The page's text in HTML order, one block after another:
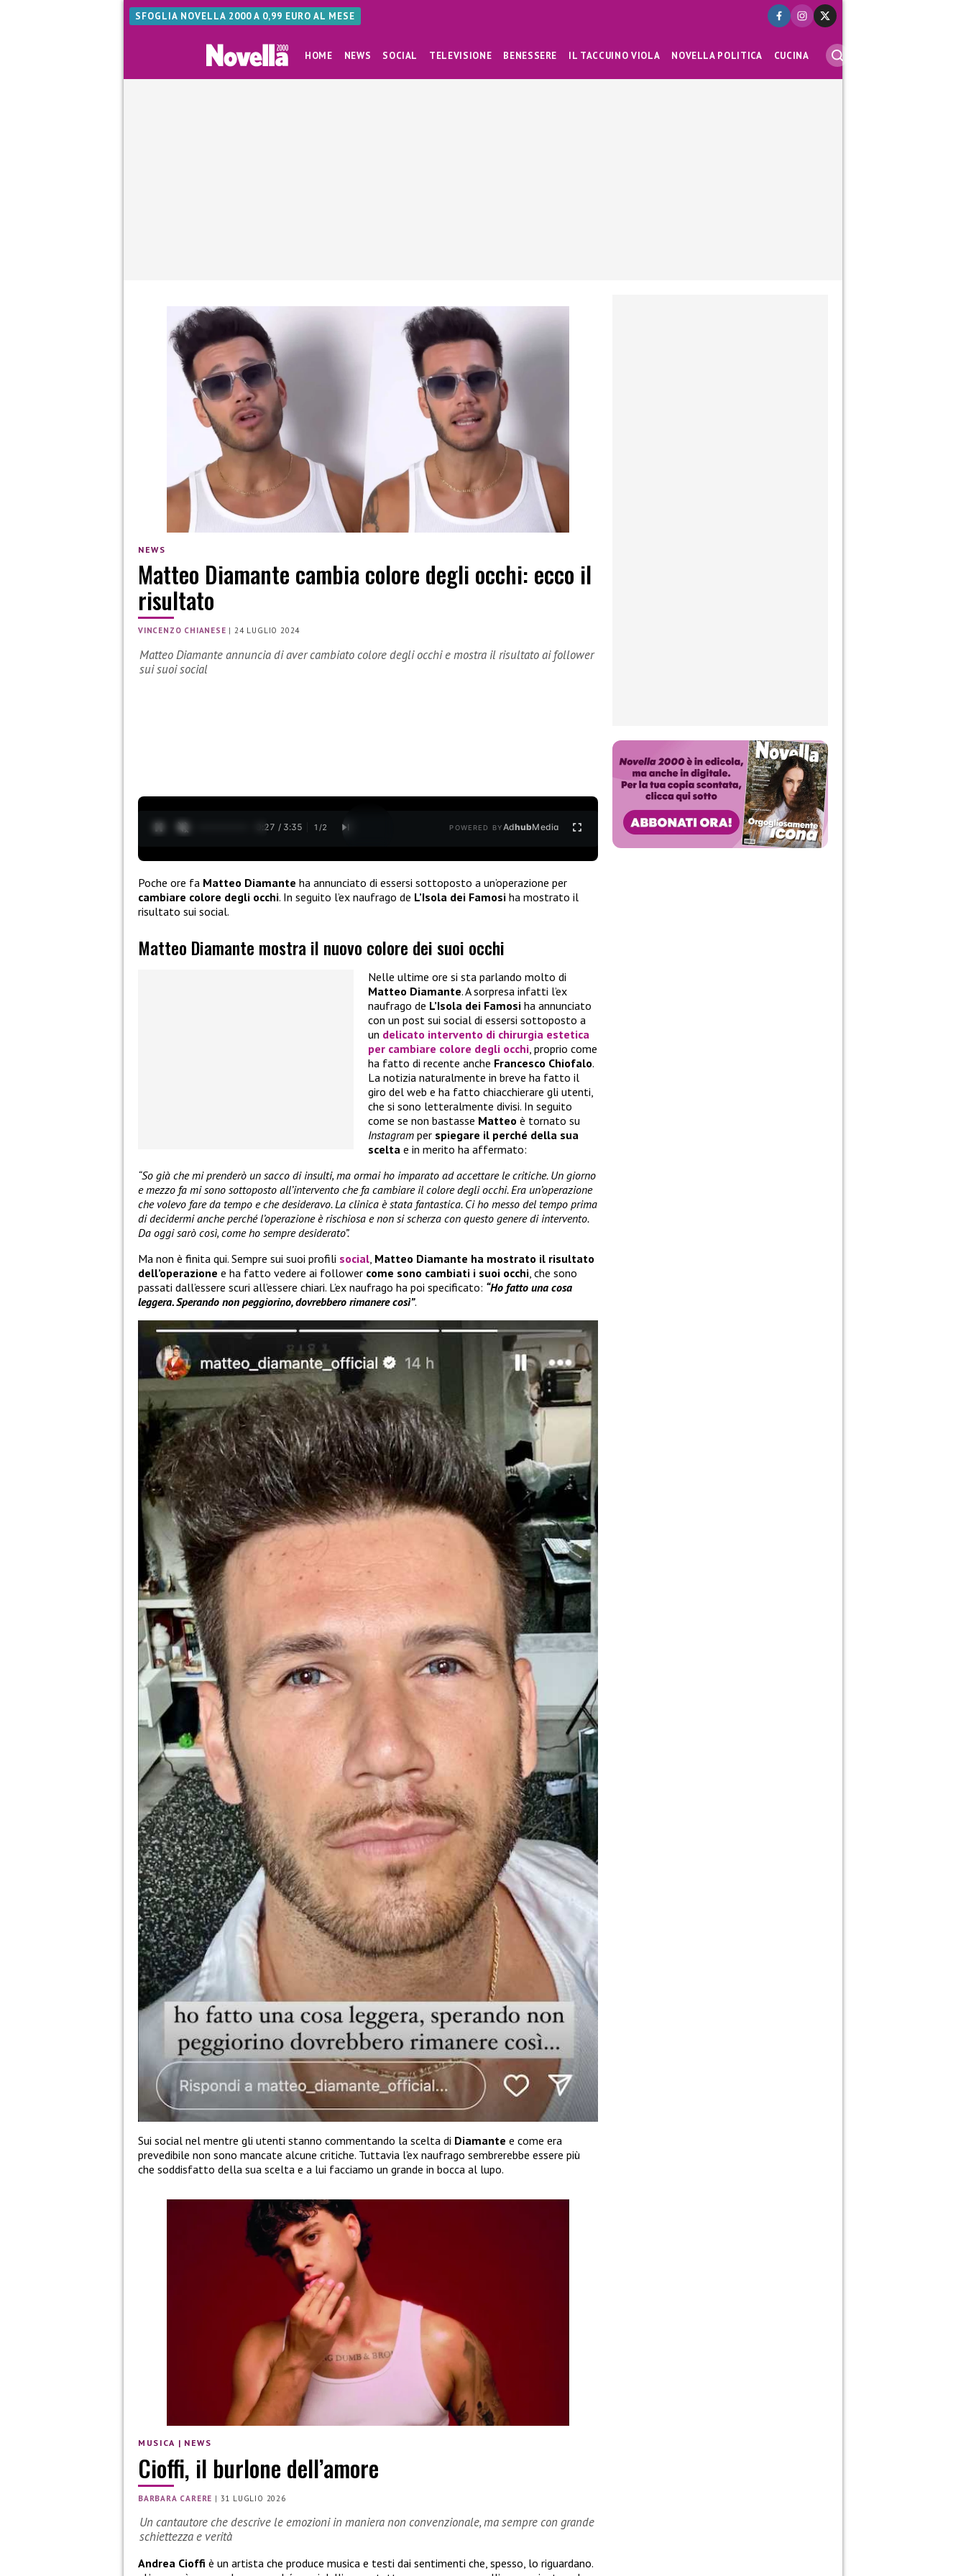
SFOGLIA NOVELLA 2000 A 0,99 EURO AL MESE
HOME NEWS SOCIAL TELEVISIONE BENESSERE IL TACCUINO VIOLA NOVELLA POLITICA CUCINA
NEWS
Matteo Diamante cambia colore degli occhi: ecco il
risultato
VINCENZO CHIANESE |24 LUGLIO 2024
Matteo Diamante annuncia di aver cambiato colore degli occhi e mostra il risultato ai follower
sui suoi social
0:28 / 3:35 1 /2 POWERED BYAdhubMedia
Poche ore fa Matteo Diamante ha annunciato di essersi sottoposto a un’operazione per
cambiare colore degli occhi. In seguito l’ex naufrago de L’Isola dei Famosi ha mostrato il
risultato sui social.
Matteo Diamante mostra il nuovo colore dei suoi occhi
Nelle ultime ore si sta parlando molto di
Matteo Diamante. A sorpresa infatti l’ex
naufrago de L’Isola dei Famosi ha annunciato
con un post sui social di essersi sottoposto a
un delicato intervento di chirurgia estetica
per cambiare colore degli occhi, proprio come
ha fatto di recente anche Francesco Chiofalo.
La notizia naturalmente in breve ha fatto il
giro del web e ha fatto chiacchierare gli utenti,
che si sono letteralmente divisi. In seguito
come se non bastasse Matteo è tornato su
Instagram per spiegare il perché della sua
scelta e in merito ha affermato:
“So già che mi prenderò un sacco di insulti, ma ormai ho imparato ad accettare le critiche. Un giorno
e mezzo fa mi sono sottoposto all’intervento che fa cambiare il colore degli occhi. Era un’operazione
che volevo fare da tempo e che desideravo. La clinica è stata fantastica. Ci ho messo del tempo prima
di decidermi anche perché l’operazione è rischiosa e non si scherza con questo genere di intervento.
Da oggi sarò così, come ho sempre desiderato”.
Ma non è finita qui. Sempre sui suoi profili social, Matteo Diamante ha mostrato il risultato
dell’operazione e ha fatto vedere ai follower come sono cambiati i suoi occhi, che sono
passati dall’essere scuri all’essere chiari. L’ex naufrago ha poi specificato: “Ho fatto una cosa
leggera. Sperando non peggiorino, dovrebbero rimanere così”.
Sui social nel mentre gli utenti stanno commentando la scelta di Diamante e come era
prevedibile non sono mancate alcune critiche. Tuttavia l’ex naufrago sembrerebbe essere più
che soddisfatto della sua scelta e a lui facciamo un grande in bocca al lupo.
MUSICA | NEWS
Cioffi, il burlone dell’amore
BARBARA CARERE | 31 LUGLIO 2026
Un cantautore che descrive le emozioni in maniera non convenzionale, ma sempre con grande
schiettezza e verità
Andrea Cioffi è un artista che produce musica e testi dai sentimenti che, spesso, lo riguardano.